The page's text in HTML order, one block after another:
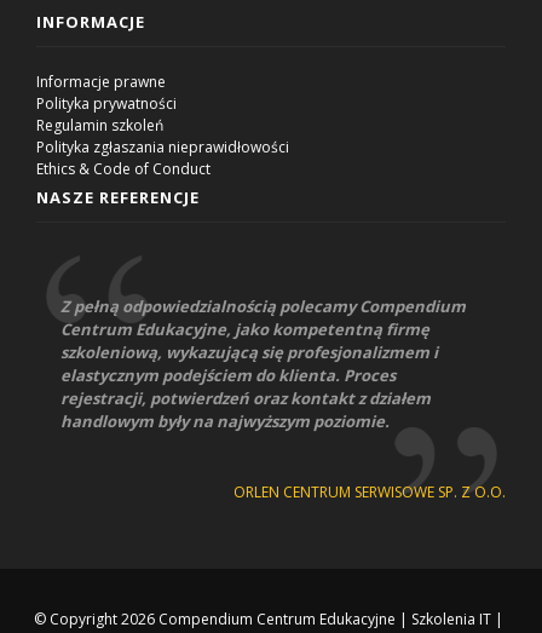
INFORMACJE
Informacje prawne
Polityka prywatności
Regulamin szkoleń
Polityka zgłaszania nieprawidłowości
Ethics & Code of Conduct
NASZE REFERENCJE
Z pełną odpowiedzialnością polecamy Compendium
Centrum Edukacyjne, jako kompetentną firmę
szkoleniową, wykazującą się profesjonalizmem i
elastycznym podejściem do klienta. Proces
rejestracji, potwierdzeń oraz kontakt z działem
handlowym były na najwyższym poziomie.
ORLEN CENTRUM SERWISOWE SP. Z O.O.
© Copyright 2026 Compendium Centrum Edukacyjne | Szkolenia IT |